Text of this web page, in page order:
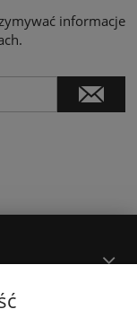
informacje